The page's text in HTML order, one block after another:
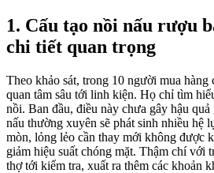
1. Cấu tạo nồi nấu rượu
chi tiết quan trọng
Theo khảo sát, trong 10 người mua
quan tâm sâu tới linh kiện. Họ chỉ tìm
nồi. Ban đầu, điều này chưa gây hậu
nấu thường xuyên sẽ phát sinh nhiều hệ
mòn, lỏng lẻo cần thay mới không được
giảm hiệu suất chóng mặt. Thậm chí với
thợ tới kiểm tra, xuất ra thêm các khoản